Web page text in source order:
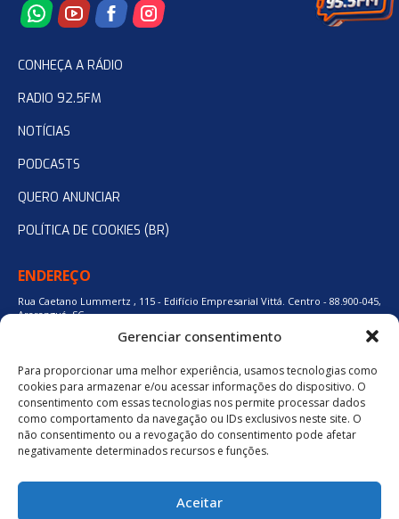
Gerenciar consentimento
Para proporcionar uma melhor experiência, usamos tecnologias como
cookies para armazenar e/ou acessar informações do dispositivo. O
consentimento com essas tecnologias nos permite processar dados
como comportamento da navegação ou IDs exclusivos neste site. O
não consentimento ou a revogação do consentimento pode afetar
negativamente determinados recursos e funções.
Aceitar
CONHEÇA A RÁDIO
RADIO 92.5FM
NOTÍCIAS
PODCASTS
QUERO ANUNCIAR
POLÍTICA DE COOKIES (BR)
ENDEREÇO
Rua Caetano Lummertz , 115 - Edifício Empresarial Vittá. Centro - 88.900-045,
Araranguá, SC.
48 3524-0137
48 9880-84667